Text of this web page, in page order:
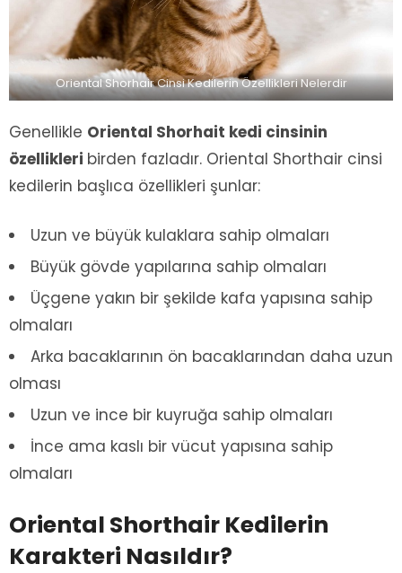
Oriental Shorhair Cinsi Kedilerin Özellikleri Nelerdir
Genellikle Oriental Shorhait kedi cinsinin
özellikleri birden fazladır. Oriental Shorthair cinsi
kedilerin başlıca özellikleri şunlar:
Uzun ve büyük kulaklara sahip olmaları
Büyük gövde yapılarına sahip olmaları
Üçgene yakın bir şekilde kafa yapısına sahip
olmaları
Arka bacaklarının ön bacaklarından daha uzun
olması
Uzun ve ince bir kuyruğa sahip olmaları
İnce ama kaslı bir vücut yapısına sahip
olmaları
Oriental Shorthair Kedilerin
Karakteri Nasıldır?